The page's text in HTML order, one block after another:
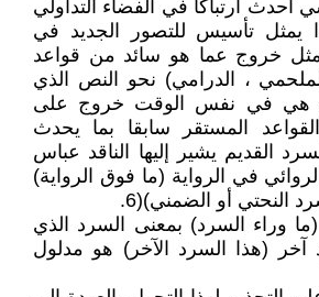
أحدث ارتباكا في الفضاء التداولي
ص28 . هذا يمثل تأسيس للتصور الجديد في
خروج عما هو سائد من قواعد
، الدرامي) نحو النص الذي
هي في نفس الوقت خروج على
المستقر سابقا بما يحدث
القديم يشير إليها الناقد عباس
في الرواية (ما فوق الرواية)
النحتي أو الضمني)(6.
وراء السرد) بمعنى السرد الذي
(هذا السرد الآخر) هو مدلول